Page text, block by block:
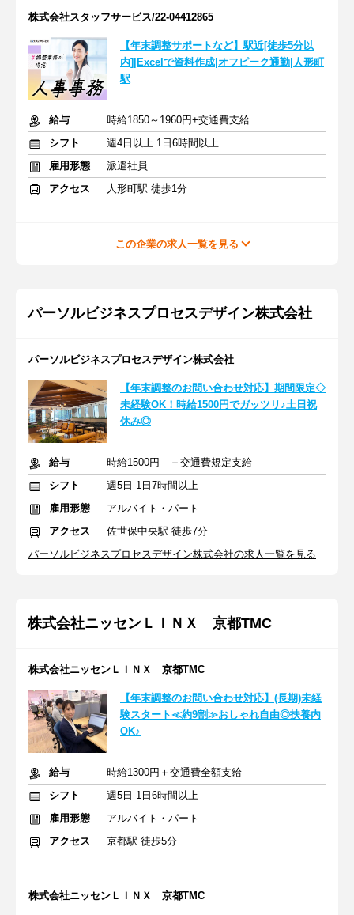
株式会社スタッフサービス/22-04412865
【年末調整サポートなど】駅近[徒歩5分以
内]|Excelで資料作成|オフピーク通勤|人形町
駅
給与
時給1850～1960円+交通費支給
シフト
週4日以上 1日6時間以上
雇用形態
派遣社員
アクセス
人形町駅 徒歩1分
この企業の求人一覧を見る
パーソルビジネスプロセスデザイン株式会社
パーソルビジネスプロセスデザイン株式会社
【年末調整のお問い合わせ対応】期間限定◇
未経験OK！時給1500円でガッツリ♪土日祝
休み◎
給与
時給1500円 ＋交通費規定支給
シフト
週5日 1日7時間以上
雇用形態
アルバイト・パート
アクセス
佐世保中央駅 徒歩7分
パーソルビジネスプロセスデザイン株式会社の求人一覧を見る
株式会社ニッセンＬＩＮＸ 京都TMC
株式会社ニッセンＬＩＮＸ 京都TMC
【年末調整のお問い合わせ対応】(長期)未経
験スタート≪約9割≫おしゃれ自由◎扶養内
OK♪
給与
時給1300円＋交通費全額支給
シフト
週5日 1日6時間以上
雇用形態
アルバイト・パート
アクセス
京都駅 徒歩5分
株式会社ニッセンＬＩＮＸ 京都TMC